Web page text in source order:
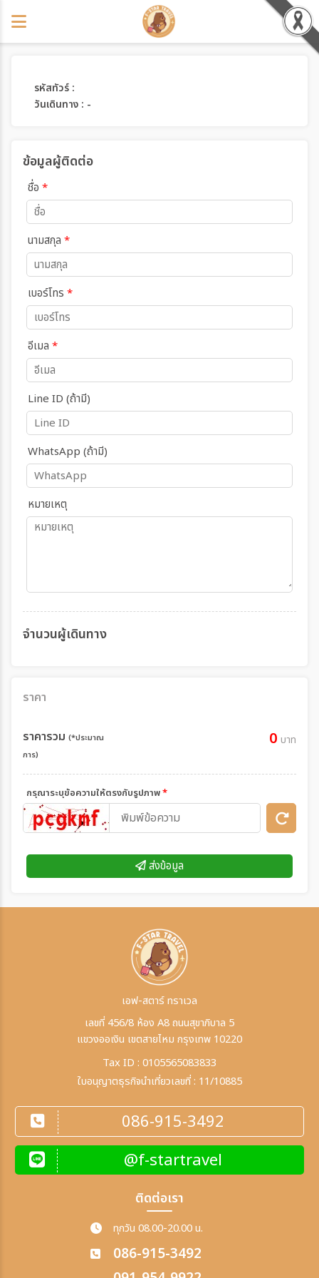
รหัสทัวร์ :
วันเดินทาง : -
ข้อมูลผู้ติดต่อ
ชื่อ *
นามสกุล *
เบอร์โทร *
อีเมล *
Line ID (ถ้ามี)
WhatsApp (ถ้ามี)
หมายเหตุ
จำนวนผู้เดินทาง
ราคา
ราคารวม (*ประมาณ
การ)
0 บาท
กรุณาระบุข้อความให้ตรงกับรูปภาพ*
ส่งข้อมูล
เอฟ-สตาร์ ทราเวล
เลขที่ 456/8 ห้อง A8 ถนนสุขาภิบาล 5
แขวงออเงิน เขตสายไหม กรุงเทพ 10220
Tax ID : 0105565083833
ใบอนุญาตธุรกิจนำเที่ยวเลขที่ : 11/10885
086-915-3492
@f-startravel
ติดต่อเรา
ทุกวัน 08.00-20.00 น.
086-915-3492